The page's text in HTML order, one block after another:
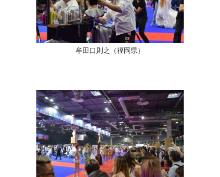
牟田口則之（福岡県）